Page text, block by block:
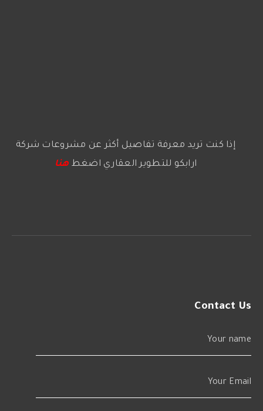
Contact Us
Your name
Your Email
إذا كنت تريد معرفة تفاصيل أكثر عن مشروعات شركة
ارابكو للتطوير العقاري اضغط هنا